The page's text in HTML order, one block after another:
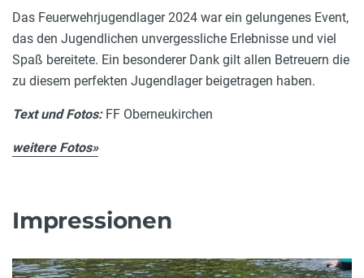
Das Feuerwehrjugendlager 2024 war ein gelungenes Event,
das den Jugendlichen unvergessliche Erlebnisse und viel
Spaß bereitete. Ein besonderer Dank gilt allen Betreuern die
zu diesem perfekten Jugendlager beigetragen haben.
Text und Fotos:FF Oberneukirchen
weitere Fotos»
Impressionen